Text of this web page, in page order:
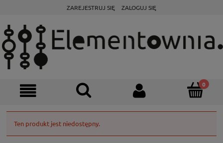
ZAREJESTRUJ SIĘ ZALOGUJ SIĘ
Ten produkt jest niedostępny.